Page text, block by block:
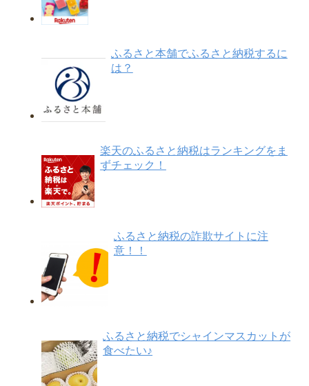
ふるさと本舗でふるさと納税するに
は？
楽天のふるさと納税はランキングをま
ずチェック！
ふるさと納税の詐欺サイトに注
意！！
ふるさと納税でシャインマスカットが
食べたい♪